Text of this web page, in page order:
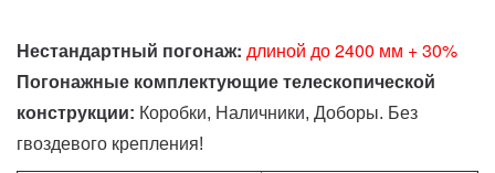
Нестандартный погонаж: длиной до 2400 мм + 30%
Погонажные комплектующие телескопической
конструкции: Коробки, Наличники, Доборы. Без
гвоздевого крепления!